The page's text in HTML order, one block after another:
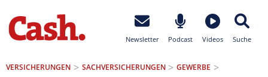
Newsletter Podcast Videos Suche
VERSICHERUNGEN SACH­VERSICHERUNGEN
GEWERBE